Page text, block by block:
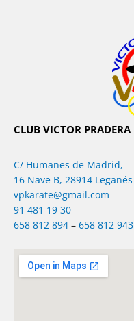
CLUB VICTOR PRADERA
C/ Humanes de Madrid,
16 Nave B, 28914 Leganés
vpkarate@gmail.com
91 481 19 30
658 812 894 – 658 812 943